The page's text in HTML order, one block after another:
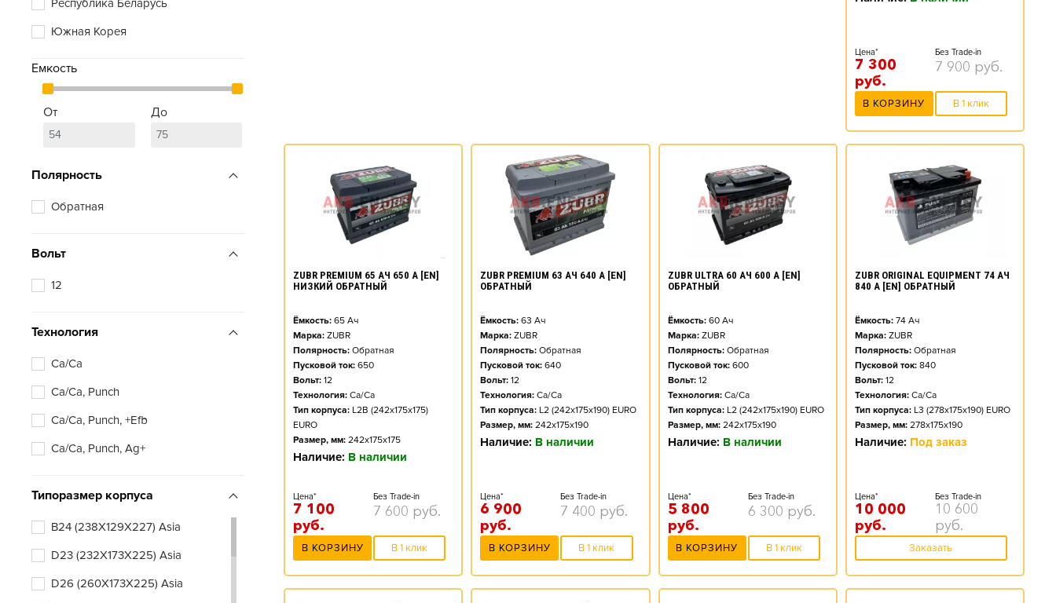
Южная Корея
Емкость
От До
Полярность
Обратная
Вольт
12
Технология
Ca/Ca
Ca/Ca, Punch
Ca/Ca, Punch, +Efb
Ca/Ca, Punch, Ag+
Типоразмер корпуса
B24 (238X129X227) Asia
D23 (232X173X225) Asia
D26 (260X173X225) Asia
Цена*
7 300
руб.
Без Trade-in
7 900 руб.
В КОРЗИНУ В 1 клик
ZUBR PREMIUM 65 АЧ 650 А [EN]
НИЗКИЙ ОБРАТНЫЙ
Ёмкость: 65 Ач
Марка: ZUBR
Полярность: Обратная
Пусковой ток: 650
Вольт: 12
Технология: Ca/Ca
Тип корпуса: L2B (242x175x175)
EURO
Размер, мм: 242x175x175
Наличие: В наличии
Цена*
7 100
руб.
Без Trade-in
7 600 руб.
В КОРЗИНУ В 1 клик
ZUBR PREMIUM 63 АЧ 640 А [EN]
ОБРАТНЫЙ
Ёмкость: 63 Ач
Марка: ZUBR
Полярность: Обратная
Пусковой ток: 640
Вольт: 12
Технология: Ca/Ca
Тип корпуса: L2 (242x175x190) EURO
Размер, мм: 242x175x190
Наличие: В наличии
Цена*
6 900
руб.
Без Trade-in
7 400 руб.
В КОРЗИНУ В 1 клик
ZUBR ULTRA 60 АЧ 600 А [EN]
ОБРАТНЫЙ
Ёмкость: 60Ач
Марка: ZUBR
Полярность: Обратная
Пусковой ток: 600
Вольт: 12
Технология: Ca/Ca
Тип корпуса: L2 (242x175x190) EURO
Размер, мм: 242x175x190
Наличие: В наличии
Цена*
5 800
руб.
Без Trade-in
6 300 руб.
В КОРЗИНУ В 1 клик
ZUBR ORIGINAL EQUIPMENT 74 АЧ
840 А [EN] ОБРАТНЫЙ
Ёмкость: 74Ач
Марка: ZUBR
Полярность: Обратная
Пусковой ток: 840
Вольт: 12
Технология: Ca/Ca
Тип корпуса: L3 (278x175x190) EURO
Размер, мм: 278x175x190
Наличие: Под заказ
Цена*
10 000
руб.
Без Trade-in
10 600
руб.
Заказать